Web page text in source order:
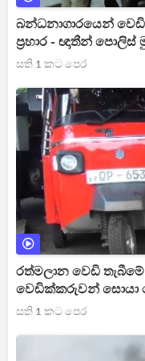
බන්ධනාගාරයෙන්
ප්‍රහාර - ඥාතීන් පොලිස්
උත්සාහයක [VIDEO]
සති 1 කට පෙර
රත්මලාන වෙඩි තැබීමේ
වෙඩික්කරුවන් සොයා
සති 1 කට පෙර